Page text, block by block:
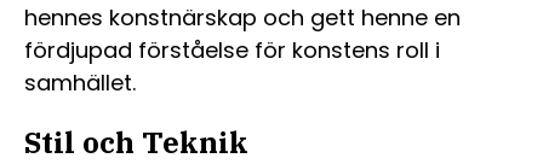
hennes konstnärskap och gett henne en
fördjupad förståelse för konstens roll i
samhället.
Stil och Teknik